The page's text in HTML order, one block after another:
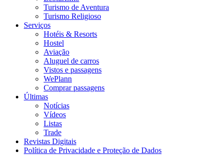
Turismo de Aventura
Turismo Religioso
Serviços
Hotéis & Resorts
Hostel
Aviação
Aluguel de carros
Vistos e passagens
WePlann
Comprar passagens
Últimas
Notícias
Vídeos
Listas
Trade
Revistas Digitais
Política de Privacidade e Proteção de Dados